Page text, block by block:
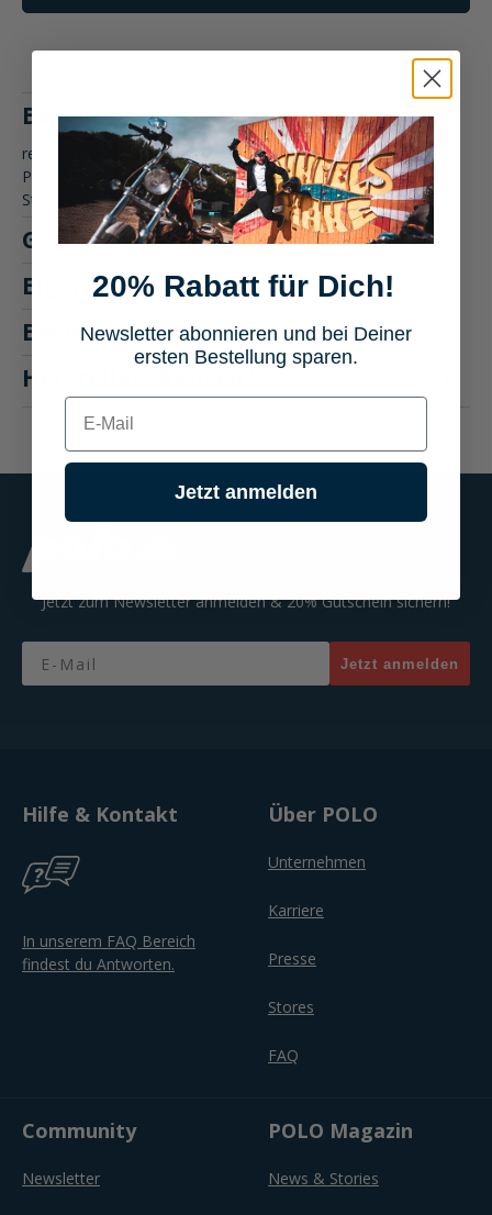
Beschreibung
reusch&nbsp;Race Rider Lederhandschuh lang Großflächige
Polsterung an Knöcheln, Fingern, Handballen,
Stulpenoberseite, Ha…Mehr
Größentabelle
Eigenschaften
Bewertungen
Hersteller "Reusch"
Jetzt zum Newsletter anmelden & 20% Gutschein sichern!
Email
Jetzt anmelden
Hilfe & Kontakt
In unserem FAQ Bereich
findest du Antworten.
Über POLO
Unternehmen
Karriere
Presse
Stores
FAQ
Community
Newsletter
POLO Magazin
News & Stories
20% Rabatt für Dich!
Newsletter abonnieren und bei Deiner
ersten Bestellung sparen.
E-mail
Jetzt anmelden